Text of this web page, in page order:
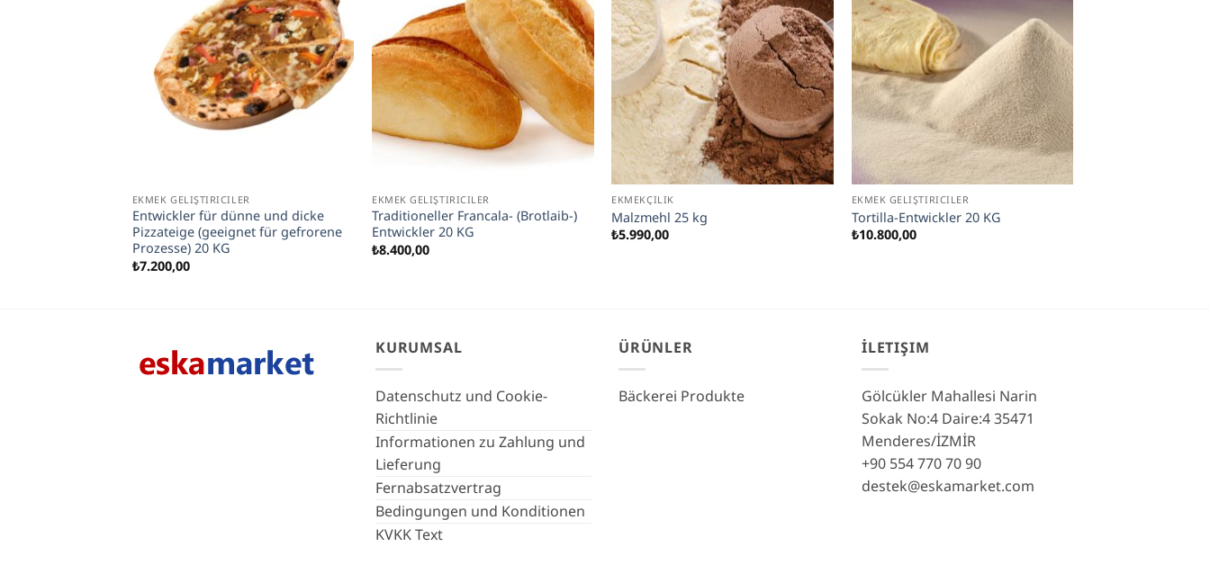
EKMEK GELIŞTIRICILER
Entwickler für dünne und dicke
Pizzateige (geeignet für gefrorene
Prozesse) 20 KG
₺7.200,00
EKMEK GELIŞTIRICILER
Traditioneller Francala- (Brotlaib-)
Entwickler 20 KG
₺8.400,00
EKMEKÇILIK
Malzmehl 25 kg
₺5.990,00
EKMEK GELIŞTIRICILER
Tortilla-Entwickler 20 KG
₺10.800,00
KURUMSAL
Datenschutz und Cookie-
Richtlinie
Informationen zu Zahlung und
Lieferung
Fernabsatzvertrag
Bedingungen und Konditionen
KVKK Text
ÜRÜNLER
Bäckerei Produkte
İLETIŞIM
Gölcükler Mahallesi Narin
Sokak No:4 Daire:4 35471
Menderes/İZMİR
+90 554 770 70 90
destek@eskamarket.com